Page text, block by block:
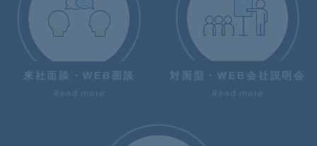
来社面談・WEB面談
Read more
対面型・WEB会社説明会
Read more